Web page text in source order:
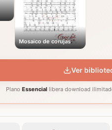
Mosaico de corujas
Ver
Plano Essenciallibera download